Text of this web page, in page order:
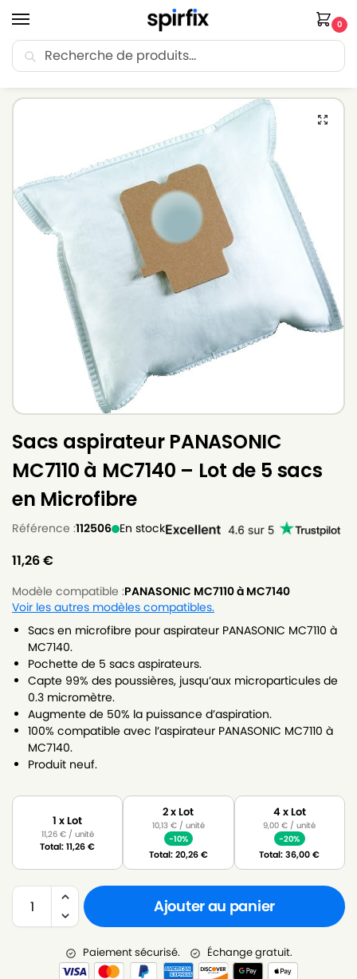
0
🚚 Livraison Point Relais offerte dès 30€ d’achat.
Sacs aspirateur PANASONIC
MC7110 à MC7140 – Lot de 5 sacs
en Microfibre
Référence :112506 En stock
11,26€
Modèle compatible :PANASONIC MC7110 à MC7140
Voir les autres modèles compatibles.
Sacs en microfibre pour aspirateur PANASONIC MC7110 à
MC7140.
Pochette de 5 sacs aspirateurs.
Capte 99% des poussières, jusqu’aux microparticules de
0.3 micromètre.
Augmente de 50% la puissance d’aspiration.
100% compatible avec l’aspirateur PANASONIC MC7110 à
MC7140.
Produit neuf.
1 x Lot
11,26 €/ unité
Total:11,26€
2 x Lot
10,13 €/ unité
-10%
Total:20,26€
4 x Lot
9,00€ / unité
-20%
Total:36,00€
Ajouter au panier
Paiement sécurisé. Échange gratuit.